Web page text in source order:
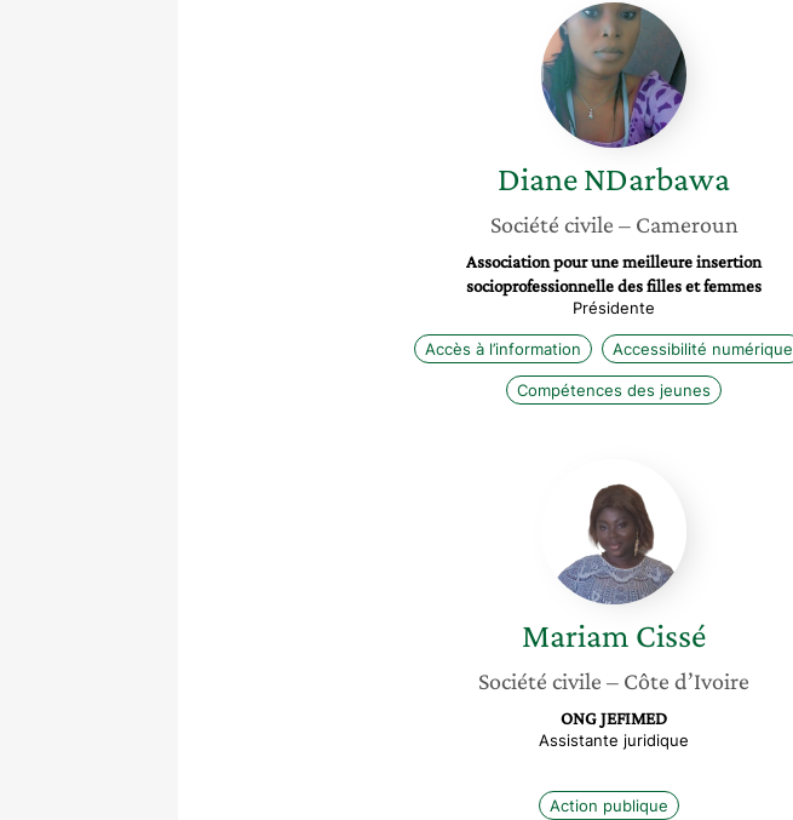
Diane
NDarbawa
DianeNDarbawa
Société civile – Cameroun
Association pour une meilleure insertion
socioprofessionnelle des filles et femmes
Présidente
Accès à l’information Accessibilité numérique
Compétences des jeunes
Cissé
Mariam Cissé
Société civile – Côte d’Ivoire
ONG JEFIMED
Assistante juridique
Action publique